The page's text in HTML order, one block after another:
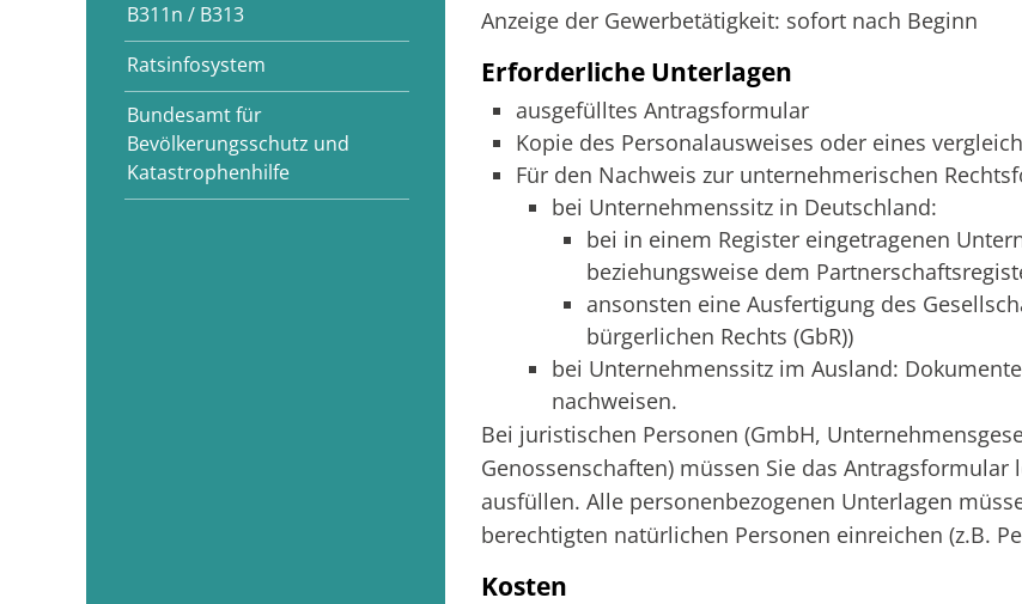
B311n / B313
Ratsinfosystem
Bundesamt für
Bevölkerungsschutz und
Katastrophenhilfe
Anzeige der Gewerbetätigkeit: sofort nach Beginn
Erforderliche Unterlagen
ausgefülltes Antragsformular
Kopie des Personalausweises oder eines
Für den Nachweis zur unternehmerischen
bei Unternehmenssitz in Deutschland:
bei in einem Register eingetragenen
beziehungsweise dem
ansonsten eine Ausfertigung des
bürgerlichen Rechts (GbR))
bei Unternehmenssitz im Ausland:
nachweisen.
Bei juristischen Personen (GmbH,
Genossenschaften) müssen Sie das
ausfüllen. Alle personenbezogenen Unterlagen
berechtigten natürlichen Personen einreichen (z.B.
Kosten